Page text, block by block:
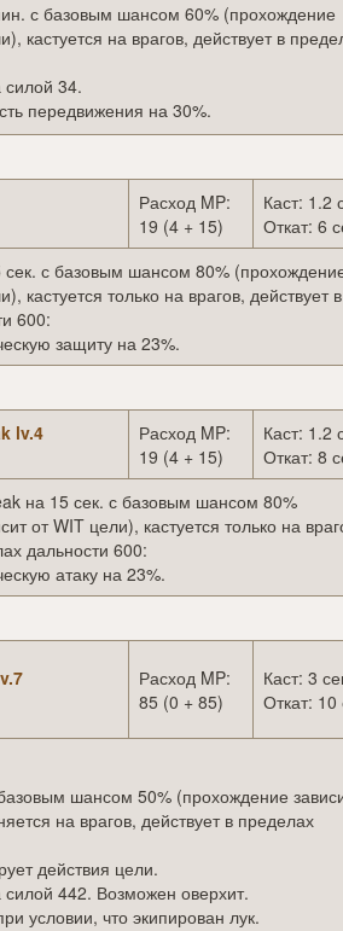
с базовым шансом 60% (прохождение
кастуется на врагов, действует в
силой 34.
передвижения на 30%.
Расход MP:
19 (4 + 15)
Каст: 1.2
Откат: 6
с базовым шансом 80%
кастуется только на врагов, действует в
600:
защиту на 23%.
lv.4
Расход MP:
19 (4 + 15)
Каст: 1.2
Откат: 8
на 15 сек. с базовым шансом 80%
от WIT цели), кастуется только на
дальности 600:
атаку на 23%.
Расход MP:
85 (0 + 85)
Каст: 3
Откат: 10
шансом 50% (прохождение
на врагов, действует в пределах
действия цели.
силой 442. Возможен оверхит.
условии, что экипирован лук.